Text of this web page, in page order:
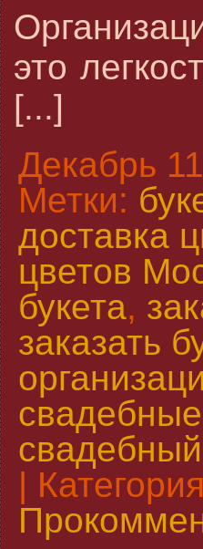
это
[...]
Декабрь
Метки:
доставка
цветов
букета,
заказать
свадебный
|